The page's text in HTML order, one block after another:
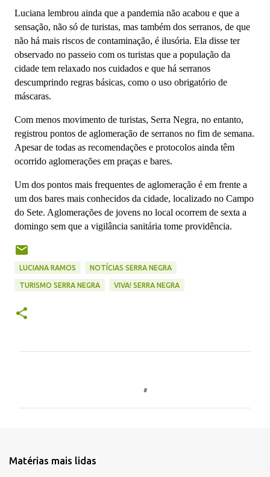
Luciana lembrou ainda que a pandemia não acabou e que a
sensação, não só de turistas, mas também dos serranos, de que
não há mais riscos de contaminação, é ilusória. Ela disse ter
observado no passeio com os turistas que a população da
cidade tem relaxado nos cuidados e que há serranos
descumprindo regras básicas, como o uso obrigatório de
máscaras.
Com menos movimento de turistas, Serra Negra, no entanto,
registrou pontos de aglomeração de serranos no fim de semana.
Apesar de todas as recomendações e protocolos ainda têm
ocorrido aglomerações em praças e bares.
Um dos pontos mais frequentes de aglomeração é em frente a
um dos bares mais conhecidos da cidade, localizado no Campo
do Sete. Aglomerações de jovens no local ocorrem de sexta a
domingo sem que a vigilância sanitária tome providência.
LUCIANA RAMOS NOTÍCIAS SERRA NEGRA
TURISMO SERRA NEGRA VIVA! SERRA NEGRA
t
Matérias mais lidas